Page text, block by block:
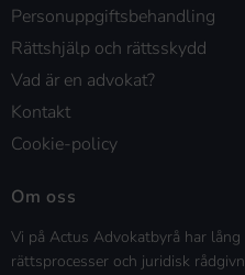
Personuppgiftsbehandling
Rättshjälp och rättsskydd
Vad är en advokat?
Kontakt
Cookie-policy
Om oss
Vi på Actus Advokatbyrå har
rättsprocesser och juridisk